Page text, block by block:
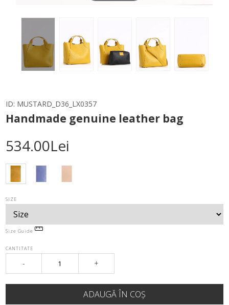
ID: MUSTARD_D36_LX0357
Handmade genuine leather bag
534.00Lei
SIZE
Size Guide
CANTITATE
- +